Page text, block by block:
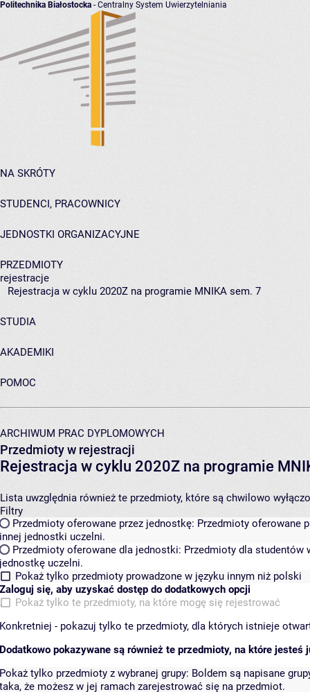
Politechnika Białostocka - Centralny System Uwierzytelniania
NA SKRÓTY
STUDENCI, PRACOWNICY
JEDNOSTKI ORGANIZACYJNE
PRZEDMIOTY
rejestracje
Rejestracja w cyklu 2020Z na programie MNIKA sem. 7
STUDIA
AKADEMIKI
POMOC
ARCHIWUM PRAC DYPLOMOWYCH
Przedmioty w rejestracji
Rejestracja w cyklu 2020Z na programie
Lista uwzględnia również te przedmioty, które są chwilowo
Filtry
Przedmioty oferowane przez jednostkę: Przedmioty oferowane
innej jednostki uczelni.
Przedmioty oferowane dla jednostki: Przedmioty dla studentów
jednostkę uczelni.
Pokaż tylko przedmioty prowadzone w języku innym niż polski
Zaloguj się, aby uzyskać dostęp do dodatkowych opcji
Pokaż tylko te przedmioty, na które mogę się rejestrować
Konkretniej - pokazuj tylko te przedmioty, dla których istnieje
Dodatkowo pokazywane są również te przedmioty, na które jesteś
Pokaż tylko przedmioty z wybranej grupy: Boldem są napisane
taka, że możesz w jej ramach zarejestrować się na przedmiot.